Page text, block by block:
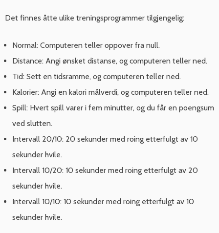
Det finnes åtte ulike treningsprogrammer tilgjengelig:
Normal: Computeren teller oppover fra null.
Distance: Angi ønsket distanse, og computeren teller ned.
Tid: Sett en tidsramme, og computeren teller ned.
Kalorier: Angi en kalori målverdi, og computeren teller ned.
Spill: Hvert spill varer i fem minutter, og du får en poengsum
ved slutten.
Intervall 20/10: 20 sekunder med roing etterfulgt av 10
sekunder hvile.
Intervall 10/20: 10 sekunder med roing etterfulgt av 20
sekunder hvile.
Intervall 10/10: 10 sekunder med roing etterfulgt av 10
sekunder hvile.